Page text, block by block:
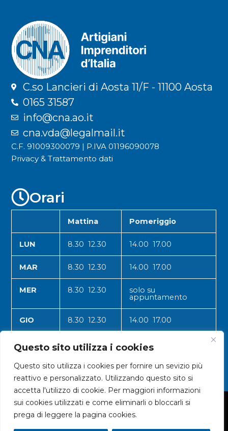
Questo sito utilizza i cookies
Questo sito utilizza i cookies per fornire un sevizio più
reattivo e personalizzato. Utilizzando questo sito si
accetta l'utilizzo di cookie. Per maggiori informazioni
sui cookies utilizzati e come eliminarli o bloccarli si
prega di leggere la pagina cookies.
C.so Lancieri di Aosta 11/F - 11100 Aosta
0165 31587
info@cna.ao.it
cna.vda@legalmail.it
C.F. 91009300079 | P.IVA 01196090078
Privacy & Trattamento dati
Orari
Mattina Pomeriggio
LUN 8.30 12.30 14.00 17.00
MAR 8.30 12.30 14.00 17.00
MER 8.30 12.30 solo su
appuntamento
GIO 8.30 12.30 14.00 17.00
VEN 8.30 12.30 14.00 17.00